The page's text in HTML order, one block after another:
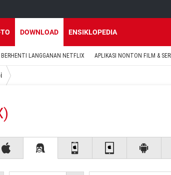
DOWNLOAD ENSIKLOPEDIA
BERHENTI LANGGANAN NETFLIX APLIKASI NONTON FILM & SERI